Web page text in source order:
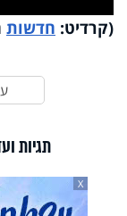
(קרדיט: חדשות
תגיות
X